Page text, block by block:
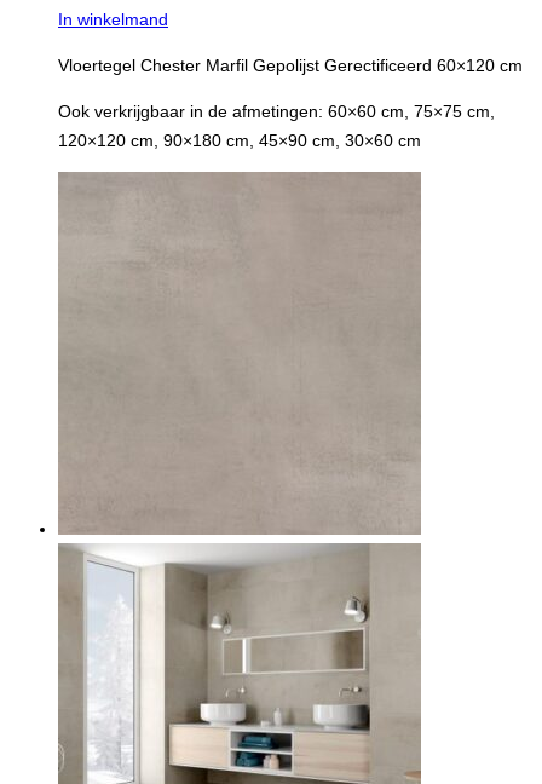
In winkelmand
Vloertegel Chester Marfil Gepolijst Gerectificeerd 60×120 cm
Ook verkrijgbaar in de afmetingen: 60×60 cm, 75×75 cm,
120×120 cm, 90×180 cm, 45×90 cm, 30×60 cm